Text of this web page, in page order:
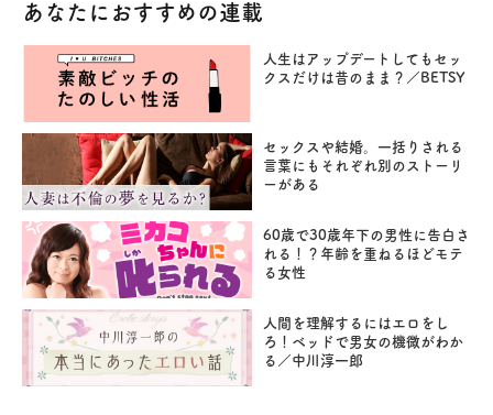
あなたにおすすめの連載
人生はアップデートしてもセッ
クスだけは昔のまま？／BETSY
セックスや結婚。一括りされる
言葉にもそれぞれ別のストーリ
ーがある
60歳で30歳年下の男性に告白さ
れる！？年齢を重ねるほどモテ
る女性
人間を理解するにはエロをし
ろ！ベッドで男女の機微がわか
る／中川淳一郎